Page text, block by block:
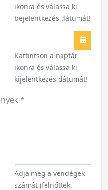
ikonra és válassa ki
bejelentkezés dátumát!
Naptár
Kattintson a naptár
ikonra és válassa ki
kijelentkezés dátumát!
*
Adja meg a vendégek
számát (felnőttek,